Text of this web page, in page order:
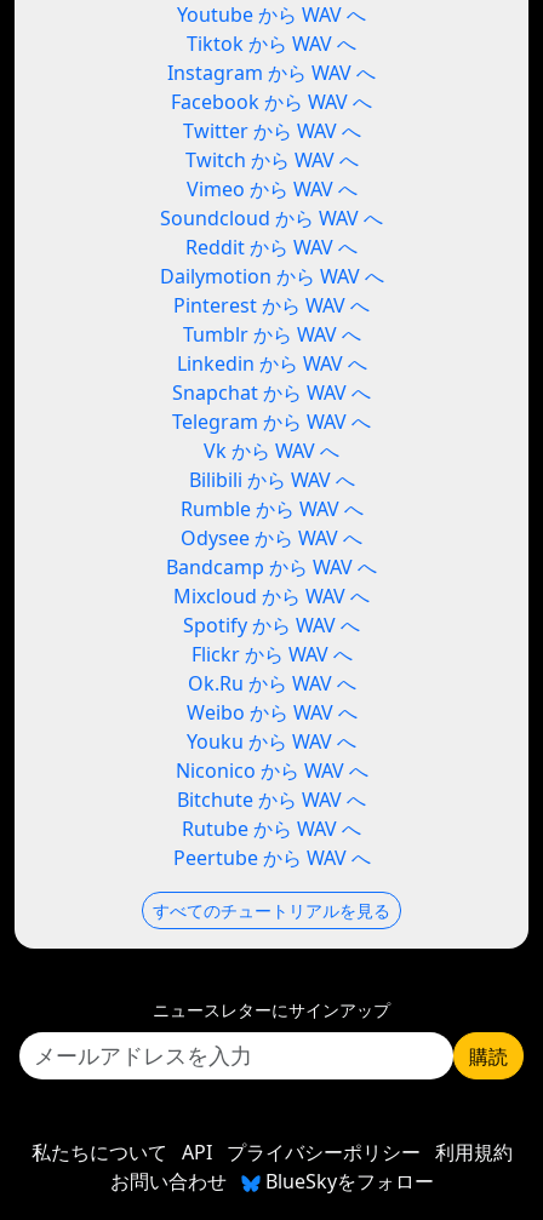
Youtube から WAV へ
Tiktok から WAV へ
Instagram から WAV へ
Facebook から WAV へ
Twitter から WAV へ
Twitch から WAV へ
Vimeo から WAV へ
Soundcloud から WAV へ
Reddit から WAV へ
Dailymotion から WAV へ
Pinterest から WAV へ
Tumblr から WAV へ
Linkedin から WAV へ
Snapchat から WAV へ
Telegram から WAV へ
Vk から WAV へ
Bilibili から WAV へ
Rumble から WAV へ
Odysee から WAV へ
Bandcamp から WAV へ
Mixcloud から WAV へ
Spotify から WAV へ
Flickr から WAV へ
Ok.Ru から WAV へ
Weibo から WAV へ
Youku から WAV へ
Niconico から WAV へ
Bitchute から WAV へ
Rutube から WAV へ
Peertube から WAV へ
すべてのチュートリアルを見る
ニュースレターにサインアップ
購読
私たちについて API プライバシーポリシー 利用規約
お問い合わせ
BlueSkyをフォロー